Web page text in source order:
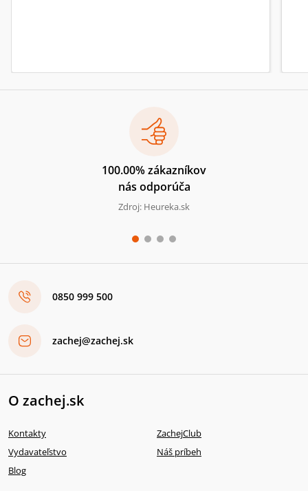
100.00% zákazníkov
nás odporúča
Zdroj: Heureka.sk
0850 999 500
zachej@zachej.sk
O zachej.sk
Kontakty
ZachejClub
Vydavateľstvo
Náš príbeh
Blog